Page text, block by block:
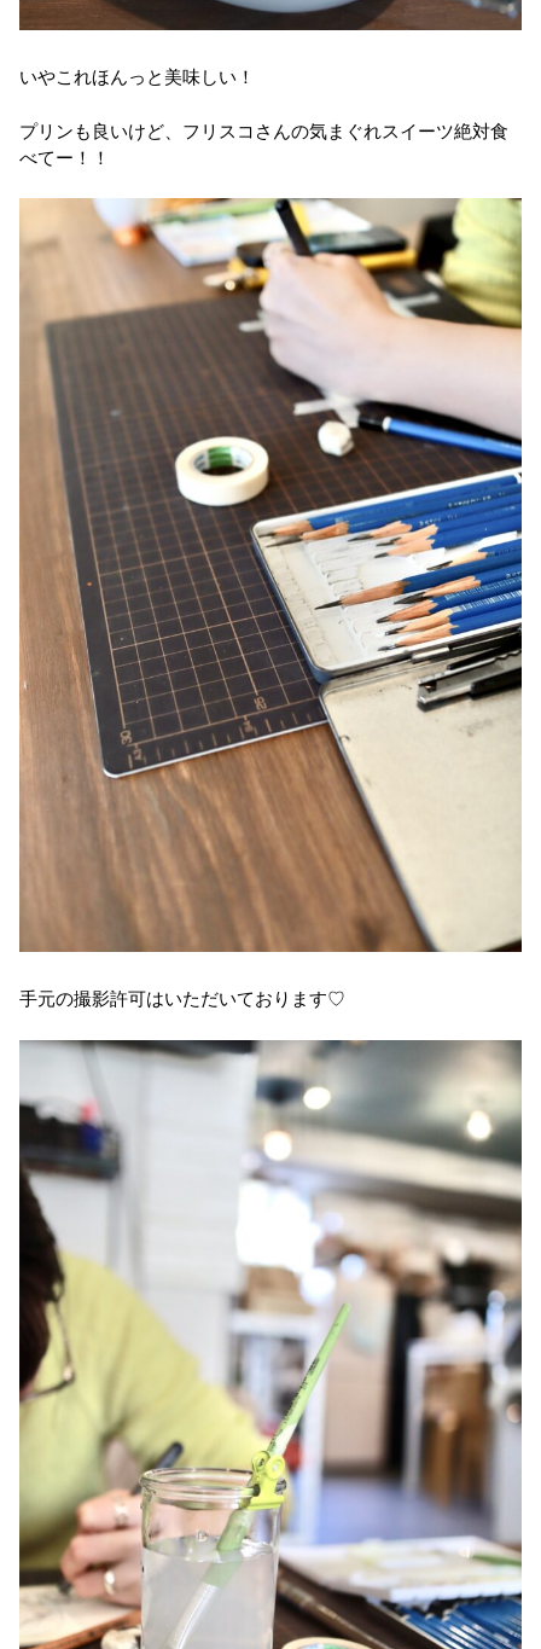
いやこれほんっと美味しい！
プリンも良いけど、フリスコさんの気まぐれスイーツ絶対食
べてー！！
手元の撮影許可はいただいております♡